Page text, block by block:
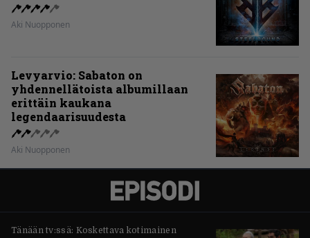
Aki Nuopponen
Levyarvio: Sabaton on
yhdennellätoista albumillaan
erittäin kaukana
legendaarisuudesta
Aki Nuopponen
Tänään tv:ssä: Koskettava kotimainen